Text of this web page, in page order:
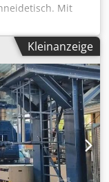
Mit
am Ende der
Vögel /
L x 900mm B x
- 400v, 50hz,
Kleinanzeige